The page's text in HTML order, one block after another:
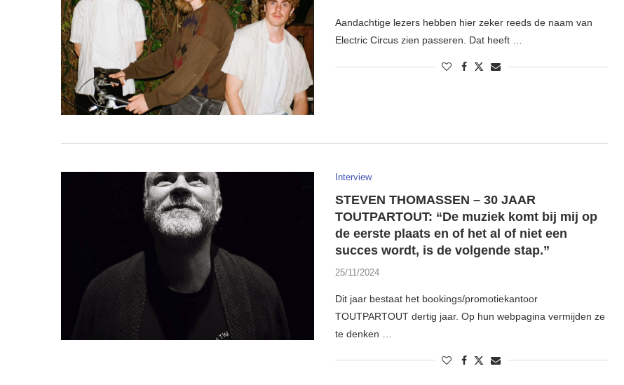
Aandachtige lezers hebben hier zeker reeds de naam van
Electric Circus zien passeren. Dat heeft …
Interview
STEVEN THOMASSEN – 30 JAAR
TOUTPARTOUT: “De muziek komt bij mij op
de eerste plaats en of het al of niet een
succes wordt, is de volgende stap.”
25/11/2024
Dit jaar bestaat het bookings/promotiekantoor
TOUTPARTOUT dertig jaar. Op hun webpagina vermijden ze
te denken …